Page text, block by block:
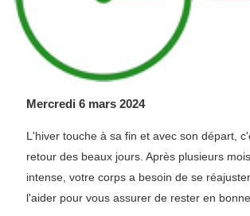
Mercredi 6 mars 2024
L'hiver touche à sa fin et avec son départ,
retour des beaux jours. Après plusieurs
intense, votre corps a besoin de se
l'aider pour vous assurer de rester en